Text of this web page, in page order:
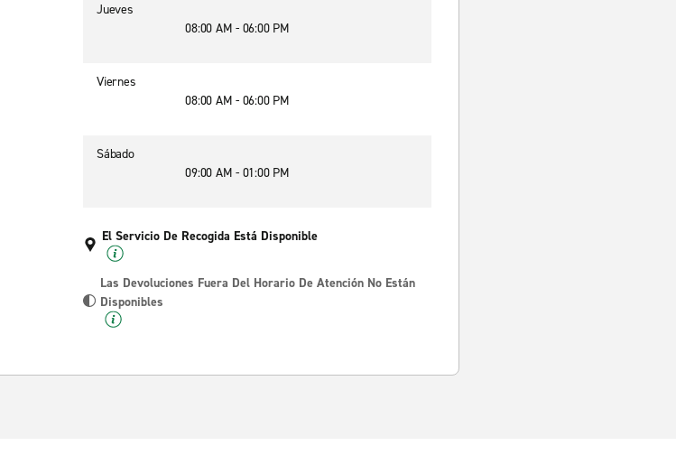
Jueves
08:00 AM - 06:00 PM
Viernes
08:00 AM - 06:00 PM
Sábado
09:00 AM - 01:00 PM
El Servicio De Recogida Está Disponible
Las Devoluciones Fuera Del Horario De Atención No Están
Disponibles